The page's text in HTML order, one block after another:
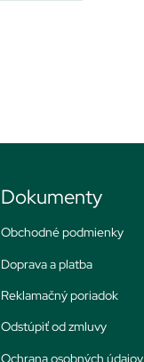
Dokumenty
Obchodné podmienky
Doprava a platba
Reklamačný poriadok
Odstúpiť od zmluvy
Ochrana osobných údajov